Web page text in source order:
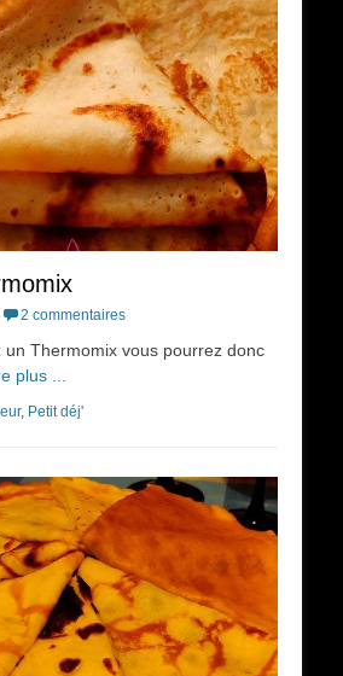
2 commentaires
un Thermomix vous pourrez donc
plus ...
, Petit déj'